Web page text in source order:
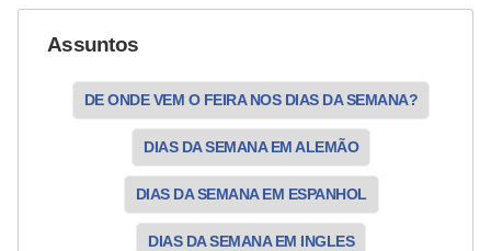
Assuntos
DE ONDE VEM O FEIRA NOS DIAS DA SEMANA?
DIAS DA SEMANA EM ALEMÃO
DIAS DA SEMANA EM ESPANHOL
DIAS DA SEMANA EM INGLES
e
o